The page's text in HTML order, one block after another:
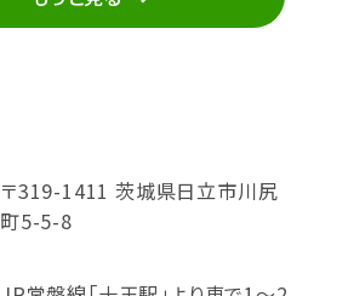
〒319-1411 茨城県日立市川尻
町5-5-8